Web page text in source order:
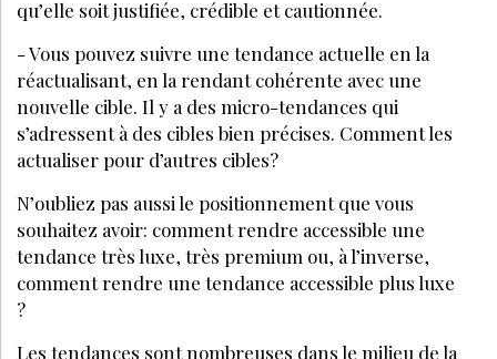
CONGRÈS - EVÈNEMENTS
ANNONCE BEAUTÉ
CONTACT
ANNONCER S’ABONNER